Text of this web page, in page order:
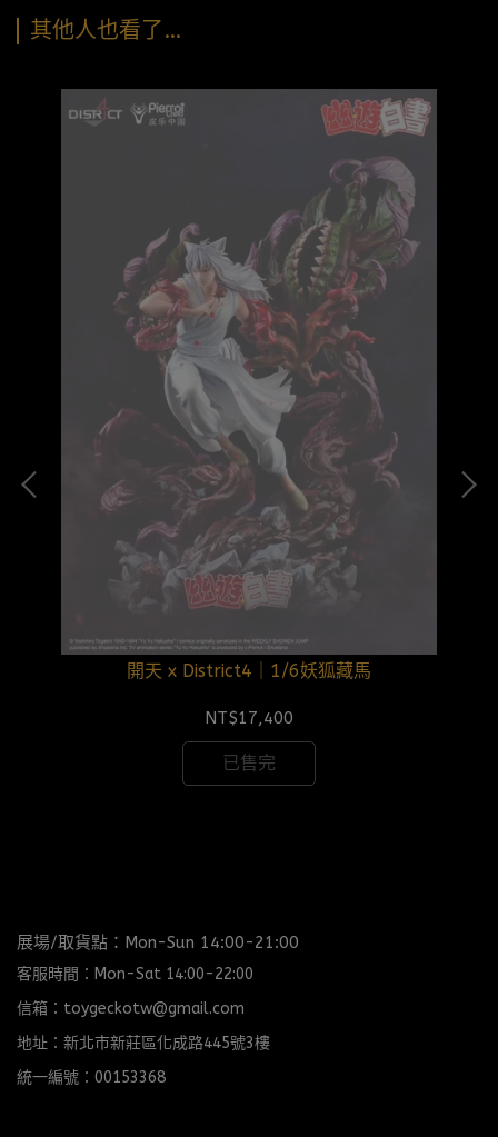
其他人也看了…
開天 x District4｜1/6妖狐藏馬
NT$17,400
已售完
展場/取貨點：Mon-Sun 14:00-21:00
客服時間：Mon-Sat 14:00-22:00
信箱：toygeckotw@gmail.com
地址：新北市新莊區化成路445號3樓
統一編號：00153368